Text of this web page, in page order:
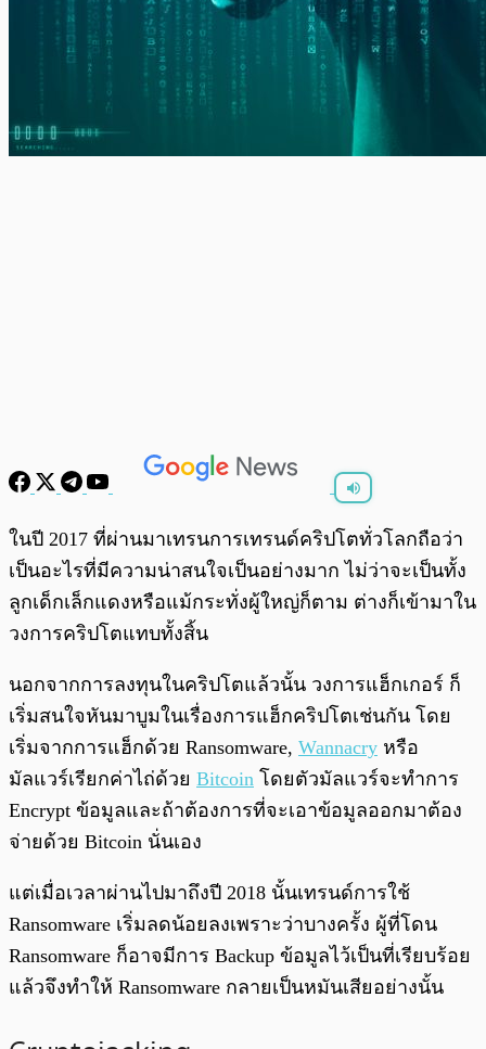
พร้อมเล่น 0:00/ 0:00
ในปี 2017 ที่ผ่านมาเทรนการเทรนด์คริปโตทั่วโลกถือว่า
เป็นอะไรที่มีความน่าสนใจเป็นอย่างมาก ไม่ว่าจะเป็นทั้ง
ลูกเด็กเล็กแดงหรือแม้กระทั่งผู้ใหญ่ก็ตาม ต่างก็เข้ามาใน
วงการคริปโตแทบทั้งสิ้น
นอกจากการลงทุนในคริปโตแล้วนั้น วงการแฮ็กเกอร์ ก็
เริ่มสนใจหันมาบูมในเรื่องการแฮ็กคริปโตเช่นกัน โดย
เริ่มจากการแฮ็กด้วย Ransomware, Wannacry หรือ
มัลแวร์เรียกค่าไถ่ด้วย Bitcoin โดยตัวมัลแวร์จะทำการ
Encrypt ข้อมูลและถ้าต้องการที่จะเอาข้อมูลออกมาต้อง
จ่ายด้วย Bitcoin นั่นเอง
แต่เมื่อเวลาผ่านไปมาถึงปี 2018 นั้นเทรนด์การใช้
Ransomware เริ่มลดน้อยลงเพราะว่าบางครั้ง ผู้ที่โดน
Ransomware ก็อาจมีการ Backup ข้อมูลไว้เป็นที่เรียบร้อย
แล้วจึงทำให้ Ransomware กลายเป็นหมันเสียอย่างนั้น